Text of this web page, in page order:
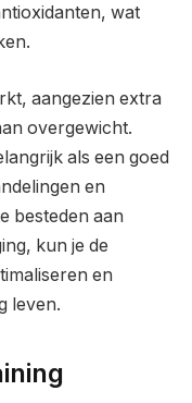
wat
aangezien extra
overgewicht.
als een goed
en
besteden aan
kun je de
en
leven.